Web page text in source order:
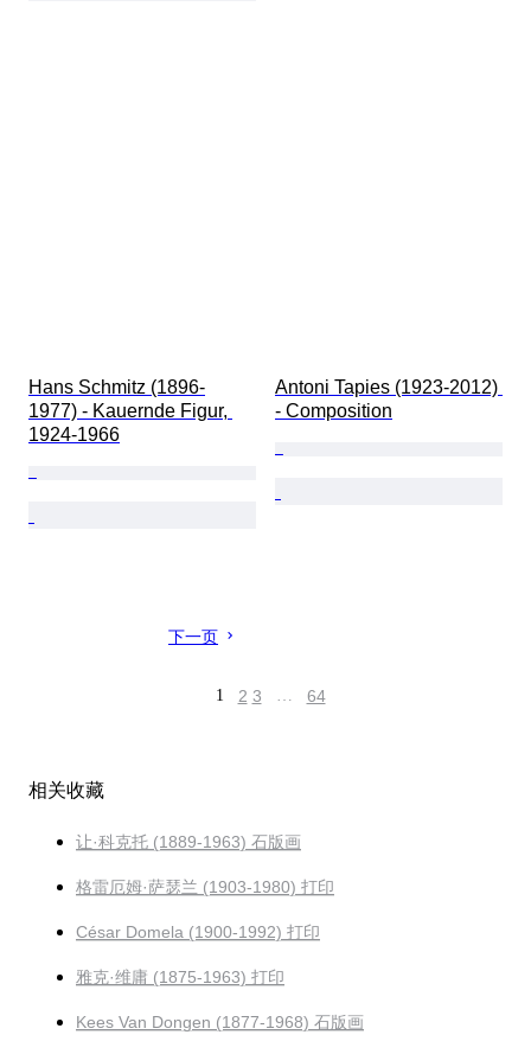
Hans Schmitz (1896-
1977) - Kauernde Figur,
1924-1966
Antoni Tapies (1923-2012)
- Composition
下一页
1 2 3 … 64
相关收藏
让·科克托 (1889-1963) 石版画
格雷厄姆·萨瑟兰 (1903-1980) 打印
César Domela (1900-1992) 打印
雅克·维庸 (1875-1963) 打印
Kees Van Dongen (1877-1968) 石版画